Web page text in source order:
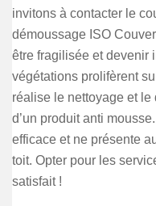
invitons à contacter le
démoussage ISO
être fragilisée et devenir
végétations prolifèrent
réalise le nettoyage et le
d’un produit anti
efficace et ne présente
toit. Opter pour les
satisfait !